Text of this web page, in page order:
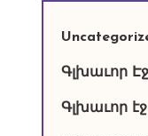
Գլխաւոր Էջ
Գլխաւոր էջ